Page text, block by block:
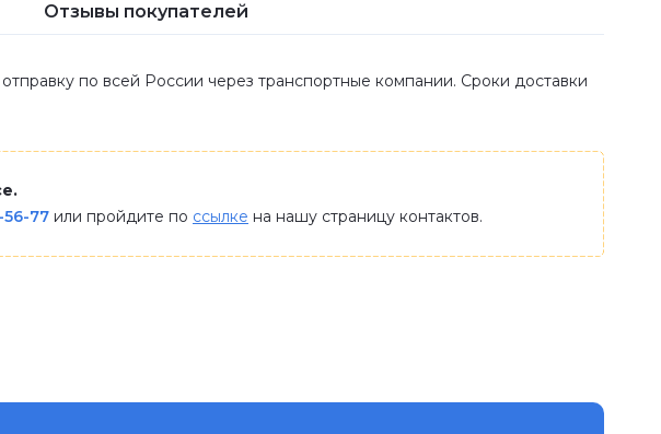
Отзывы покупателей
по всей России через транспортные компании. Сроки доставки
77 или пройдите по ссылке на нашу страницу контактов.